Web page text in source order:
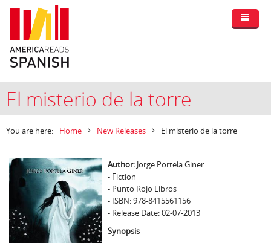
El misterio de la torre
You are here: Home New Releases El misterio de la torre
Author: Jorge Portela Giner
- Fiction
- Punto Rojo Libros
- ISBN: 978-8415561156
- Release Date: 02-07-2013
Synopsis